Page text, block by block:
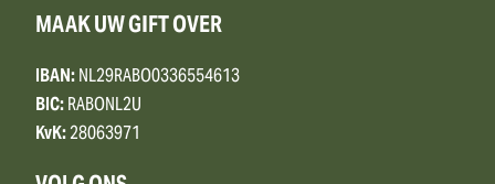
MAAK UW GIFT OVER
IBAN:NL29RABO0336554613
BIC:RABONL2U
KvK:28063971